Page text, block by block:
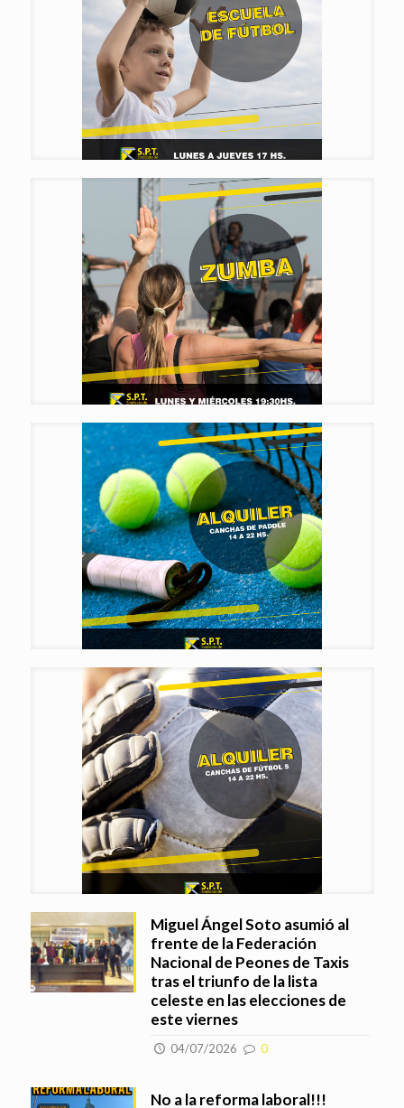
Miguel Ángel Soto asumió al
frente de la Federación
Nacional de Peones de Taxis
tras el triunfo de la lista
celeste en las elecciones de
este viernes
04/07/2026 0
No a la reforma laboral!!!